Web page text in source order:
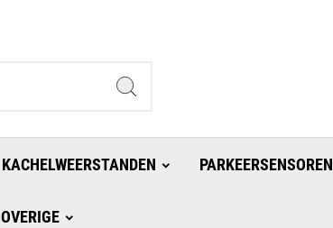
KACHELWEERSTANDEN PARKEERSENSOREN
OVERIGE